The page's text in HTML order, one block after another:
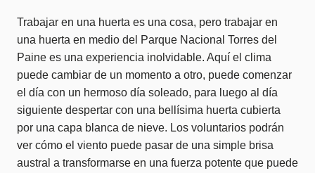
Trabajar en una huerta es una cosa, pero trabajar en
una huerta en medio del Parque Nacional Torres del
Paine es una experiencia inolvidable. Aquí el clima
puede cambiar de un momento a otro, puede comenzar
el día con un hermoso día soleado, para luego al día
siguiente despertar con una bellísima huerta cubierta
por una capa blanca de nieve. Los voluntarios podrán
ver cómo el viento puede pasar de una simple brisa
austral a transformarse en una fuerza potente que puede